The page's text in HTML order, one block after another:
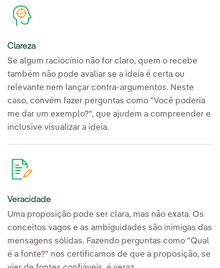
Clareza
Se algum raciocínio não for claro, quem o recebe
também não pode avaliar se a ideia é certa ou
relevante nem lançar contra-argumentos. Neste
caso, convém fazer perguntas como "Você poderia
me dar um exemplo?", que ajudem a compreender e
inclusive visualizar a ideia.
Veracidade
Uma proposição pode ser clara, mas não exata. Os
conceitos vagos e as ambiguidades são inimigas das
mensagens sólidas. Fazendo perguntas como "Qual
é a fonte?" nos certificamos de que a proposição, se